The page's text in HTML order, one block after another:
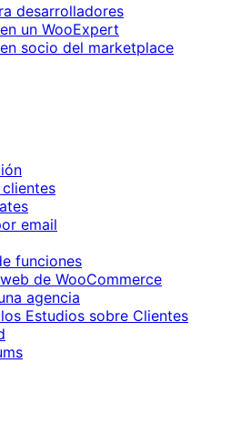
desarrolladores
un WooExpert
socio del marketplace
email
funciones
de WooCommerce
agencia
Estudios sobre Clientes